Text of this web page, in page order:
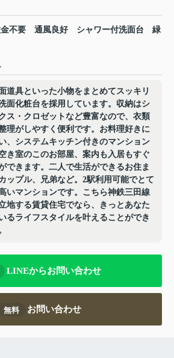
不要 通風良好 シャワー付洗面台
緑
道具といった小物をまとめてスッキリ
面化粧台を採用しています。収納はシ
ス・クロゼットなど豊富なので、衣類
理がしやすく便利です。お料理好きに
、システムキッチン付きのマンション
き室のこのお部屋、案内も入居もすぐ
できます。二人で生活ができるお住ま
ップル、兄弟など。2駅利用可能でとて
いマンションです。こちら神鉄三田線
地する賃貸住宅でなら、きっとあなた
るライフスタイルを叶えることができ
LINEからお問い合わせ
無料 お問い合わせ